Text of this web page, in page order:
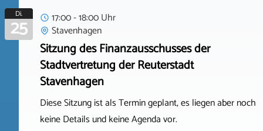
Di.
25
17:00 - 18:00 Uhr
Stavenhagen
Sitzung des Finanzausschusses der
Stadtvertretung der Reuterstadt
Stavenhagen
Diese Sitzung ist als Termin geplant, es liegen aber noch
keine Details und keine Agenda vor.